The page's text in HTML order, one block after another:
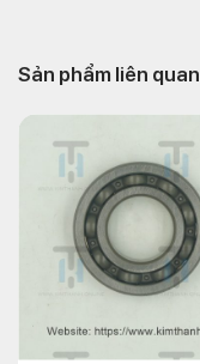
Sản phẩm liên quan